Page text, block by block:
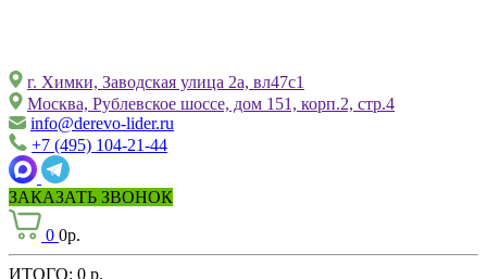
г. Химки, Заводская улица 2а, вл47с1
Москва, Рублевское шоссе, дом 151, корп.2, стр.4
info@derevo-lider.ru
+7 (495) 104-21-44
ЗАКАЗАТЬ ЗВОНОК
0 0р.
ИТОГО: 0 р.